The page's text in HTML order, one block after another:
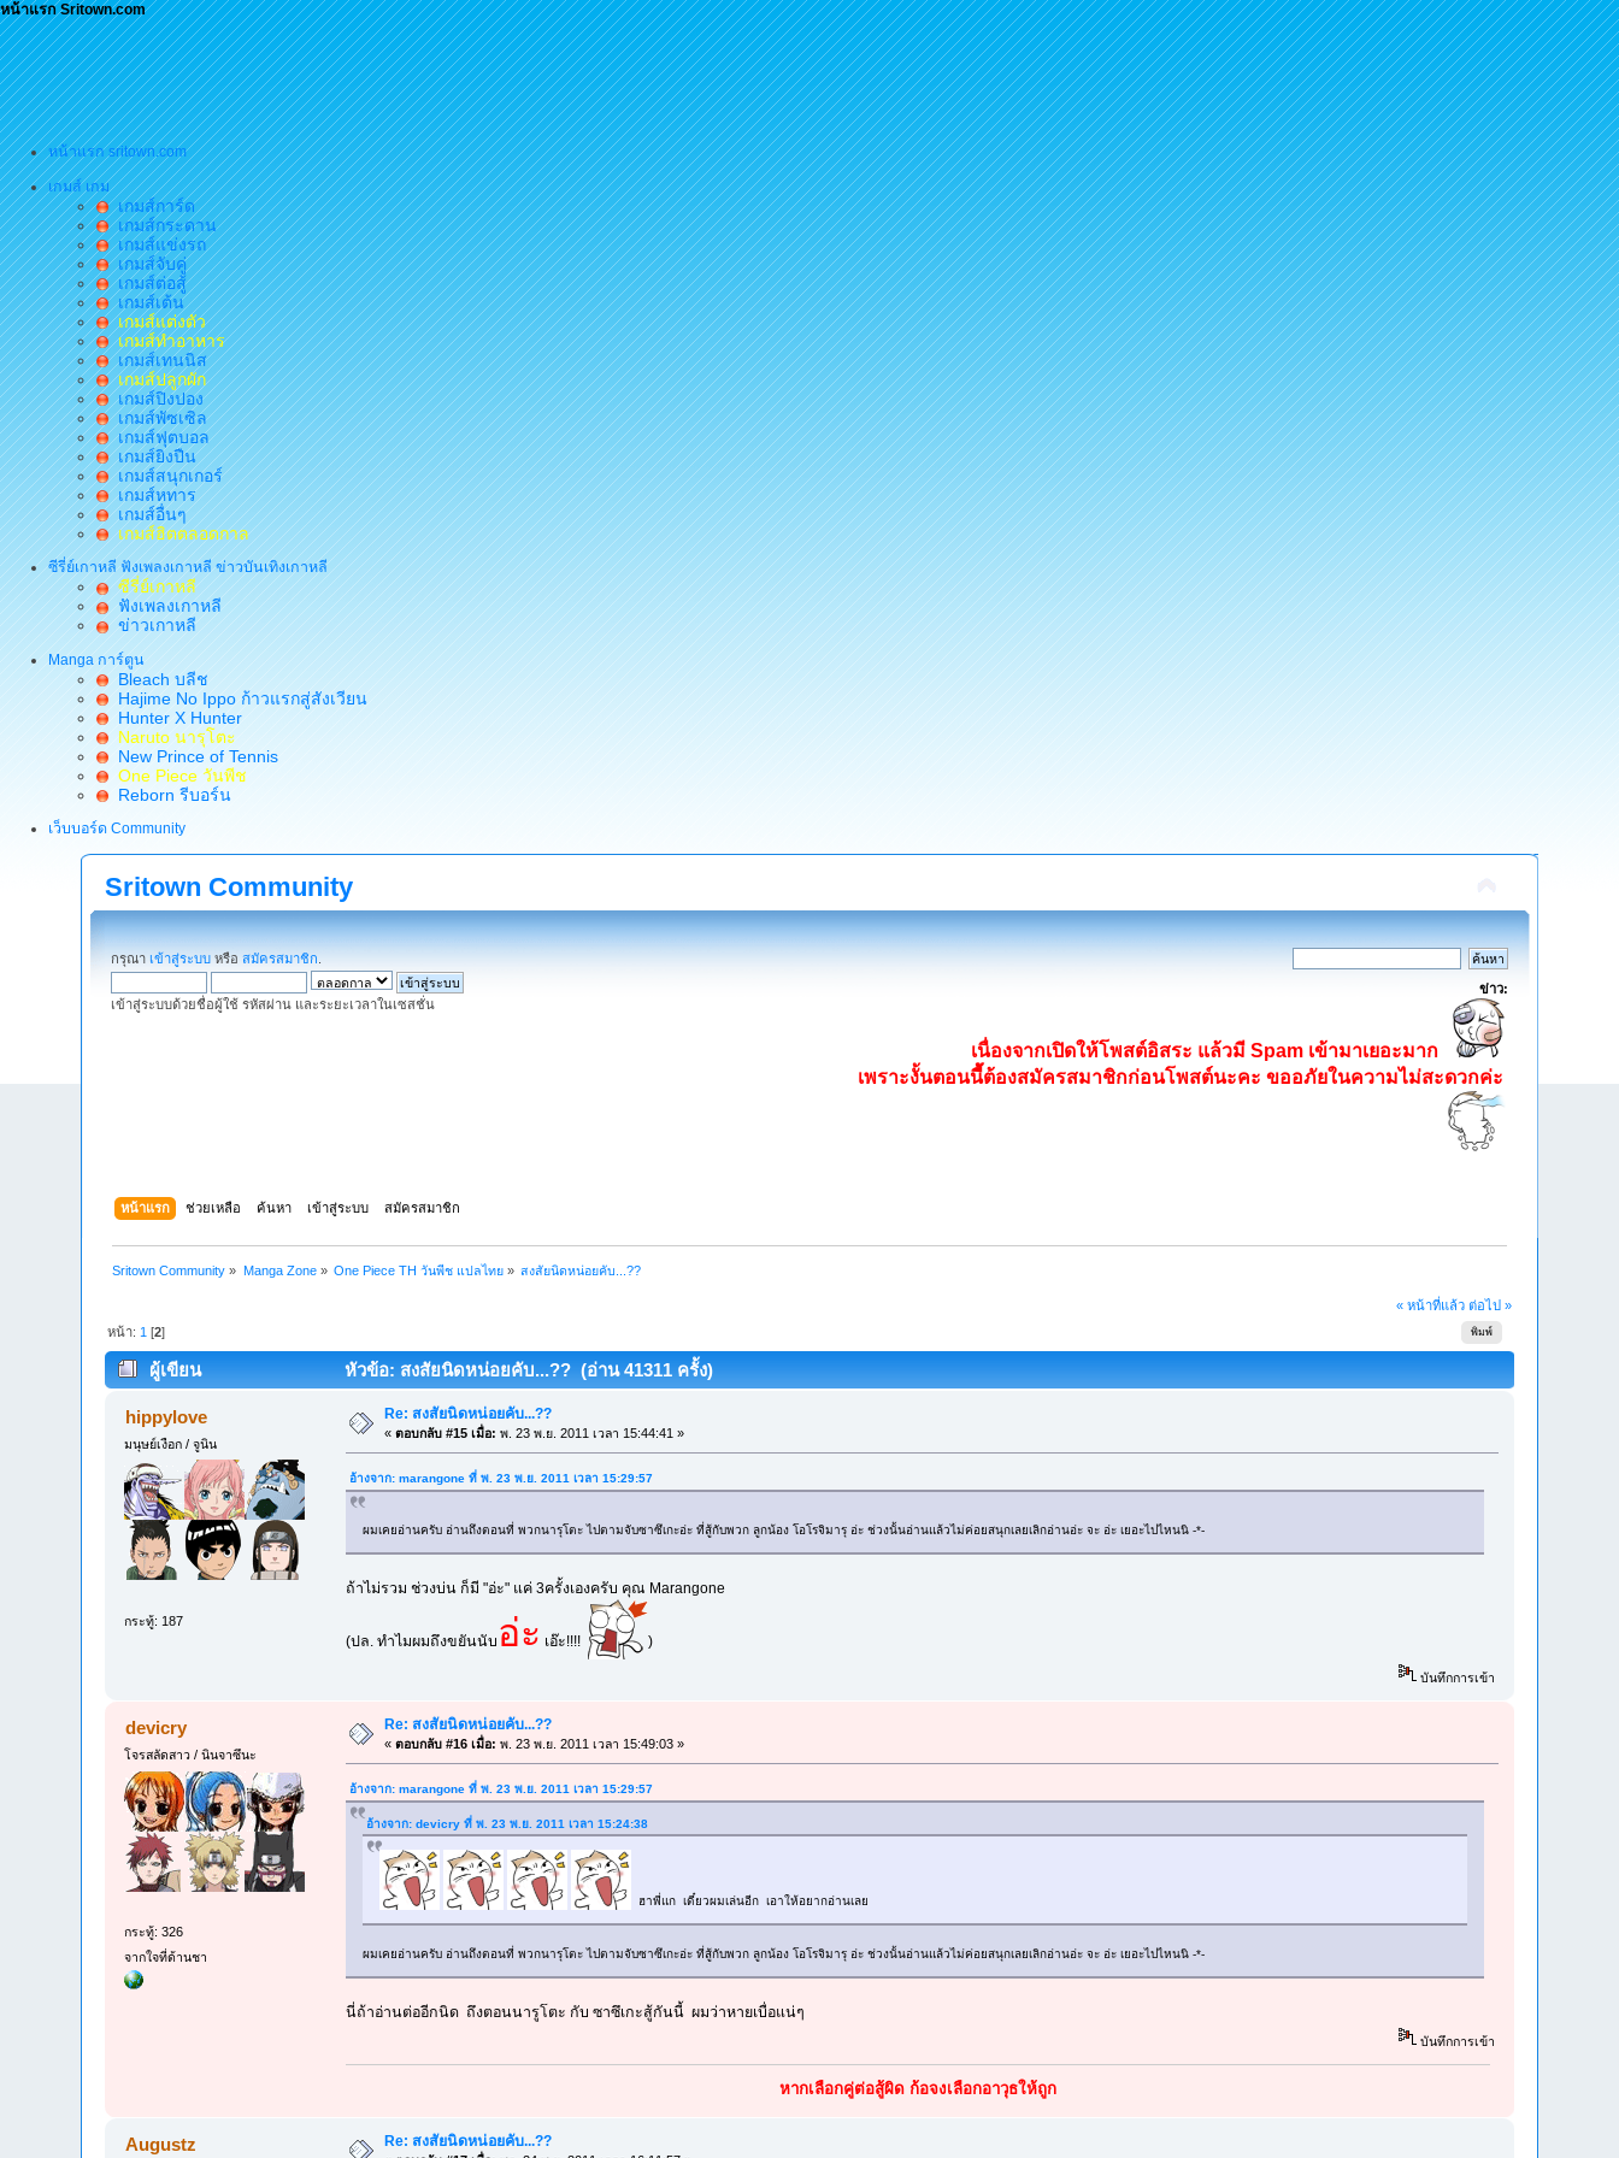
หน้าแรก Sritown.com
หน้าแรก sritown.com
เกมส์ เกม
เกมส์การ์ด
เกมส์กระดาน
เกมส์แข่งรถ
เกมส์จับคู่
เกมส์ต่อสู้
เกมส์เต้น
เกมส์แต่งตัว
เกมส์ทำอาหาร
เกมส์เทนนิส
เกมส์ปลูกผัก
เกมส์ปิงปอง
เกมส์พัซเซิล
เกมส์ฟุตบอล
เกมส์ยิงปืน
เกมส์สนุกเกอร์
เกมส์หทาร
เกมส์อื่นๆ
เกมส์ฮิตตลอดกาล
ซีรี่ย์เกาหลี ฟังเพลงเกาหลี ข่าวบันเทิงเกาหลี
ซีรี่ย์เกาหลี
ฟังเพลงเกาหลี
ข่าวเกาหลี
Manga การ์ตูน
Bleach บลีช
Hajime No Ippo ก้าวแรกสู่สังเวียน
Hunter X Hunter
Naruto นารุโตะ
New Prince of Tennis
One Piece วันพีช
Reborn รีบอร์น
เว็บบอร์ด Community
Sritown Community
กรุณา เข้าสู่ระบบ หรือสมัครสมาชิก
เข้าสู่ระบบด้วยชื่อผู้ใช้ รหัสผ่าน และระยะเวลาในเซสชั่น
ข่าว:
เนื่องจากเปิดให้โพสต์อิสระ แล้วมี Spam เข้ามาเยอะมาก
เพราะงั้นตอนนี้ต้องสมัครสมาชิกก่อนโพสต์นะคะ ขออภัยในความไม่สะดวกค่ะ
หน้าแรก ช่วยเหลือ ค้นหา เข้าสู่ระบบ สมัครสมาชิก
Sritown Community » Manga Zone» One Piece TH วันพีช แปลไทย » สงสัยนิดหน่อยคับ...??
« หน้าที่แล้ว ต่อไป »
พิมพ์
หน้า: 1 [2]
ผู้เขียน หัวข้อ: สงสัยนิดหน่อยคับ...?? (อ่าน 41311 ครั้ง)
hippylove
มนุษย์เงือก / จูนิน
กระทู้: 187
Re: สงสัยนิดหน่อยคับ...??
«ตอบกลับ #15 เมื่อ: พ. 23 พ.ย. 2011 เวลา 15:44:41 »
อ้างจาก: marangone ที่ พ. 23 พ.ย. 2011 เวลา 15:29:57
ผมเคยอ่านครับ อ่านถึงตอนที่ พวกนารุโตะ ไปตามจับซาซึเกะอ่ะ ที่สู้กับพวก ลูกน้อง โอโรจิมารุ อ่ะ ช่วงนั้นอ่านแล้วไม่ค่อยสนุกเลยเลิกอ่านอ่ะ จะ อ่ะ เยอะไปไหนนิ -*-
ถ้าไม่รวม ช่วงบ่น ก็มี "อ่ะ" แค่ 3ครั้งเองครับ คุณ Marangone
(ปล. ทำไมผมถึงขยันนับ อ่ะ เอ๊ะ!!!! )
บันทึกการเข้า
devicry
โจรสลัดสาว / นินจาซึนะ
กระทู้: 326
จากใจที่ด้านชา
Re: สงสัยนิดหน่อยคับ...??
«ตอบกลับ #16 เมื่อ: พ. 23 พ.ย. 2011 เวลา 15:49:03 »
อ้างจาก: marangone ที่ พ. 23 พ.ย. 2011 เวลา 15:29:57
อ้างจาก: devicry ที่ พ. 23 พ.ย. 2011 เวลา 15:24:38
ฮาพี่แก เดี๋ยวผมเล่นอีก เอาให้อยากอ่านเลย
ผมเคยอ่านครับ อ่านถึงตอนที่ พวกนารุโตะ ไปตามจับซาซึเกะอ่ะ ที่สู้กับพวก ลูกน้อง โอโรจิมารุ อ่ะ ช่วงนั้นอ่านแล้วไม่ค่อยสนุกเลยเลิกอ่านอ่ะ จะ อ่ะ เยอะไปไหนนิ -*-
นี่ถ้าอ่านต่ออีกนิด ถึงตอนนารูโตะ กับ ซาซึเกะสู้กันนี้ ผมว่าหายเบื่อแน่ๆ
บันทึกการเข้า
หากเลือกคู่ต่อสู้ผิด ก้อจงเลือกอาวุธให้ถูก
Augustz Re: สงสัยนิดหน่อยคับ...??